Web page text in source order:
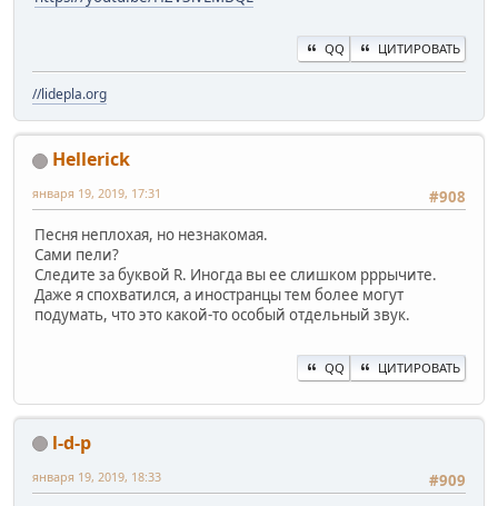
QQ ЦИТИРОВАТЬ
//lidepla.org
Hellerick
#908
января 19, 2019, 17:31
Песня неплохая, но незнакомая.
Сами пели?
Следите за буквой R. Иногда вы ее слишком рррычите.
Даже я спохватился, а иностранцы тем более могут
подумать, что это какой-то особый отдельный звук.
QQ ЦИТИРОВАТЬ
l-d-p
#909
января 19, 2019, 18:33